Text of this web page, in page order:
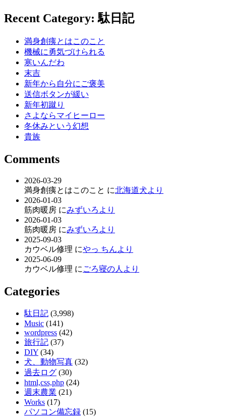
Recent Category: 駄日記
満身創痍とはこのこと
機械に勇気づけられる
寒いんだわ
末吉
新年から自分にご褒美
送信ボタンが緩い
新年初蹴り
さよならマイヒーロー
冬休みという幻想
貴族
Comments
2026-03-29
満身創痍とはこのこと に北海道犬より
2026-01-03
筋肉暖房 にみずいろより
2026-01-03
筋肉暖房 にみずいろより
2025-09-03
カウベル修理 にやっ ちんより
2025-06-09
カウベル修理 に ごろ寝の人より
Categories
駄日記 (3,998)
Music (141)
wordpress (42)
旅行記 (37)
DIY (34)
犬、動物写真 (32)
過去ログ (30)
html,css,php (24)
週末農業 (21)
Works (17)
パソコン備忘録 (15)